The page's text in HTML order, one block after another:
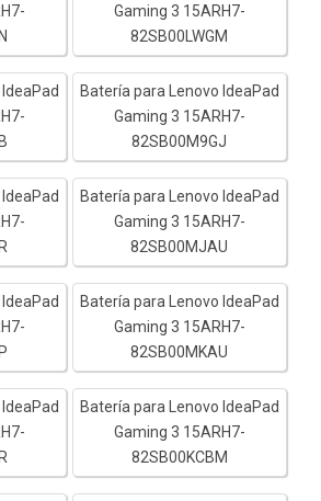
Gaming 3 15ARH7-
82SB00LWGM
Batería para Lenovo IdeaPad
Gaming 3 15ARH7-
82SB00M9GJ
Batería para Lenovo IdeaPad
Gaming 3 15ARH7-
82SB00MJAU
Batería para Lenovo IdeaPad
Gaming 3 15ARH7-
82SB00MKAU
Batería para Lenovo IdeaPad
Gaming 3 15ARH7-
82SB00KCBM